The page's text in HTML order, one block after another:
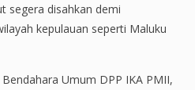
segera disahkan demi
kepulauan seperti Maluku
Umum DPP IKA PMII,